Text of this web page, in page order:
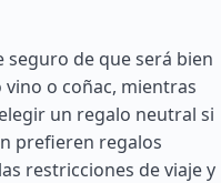
seguro de que será bien
o coñac, mientras
un regalo neutral si
prefieren regalos
restricciones de viaje y